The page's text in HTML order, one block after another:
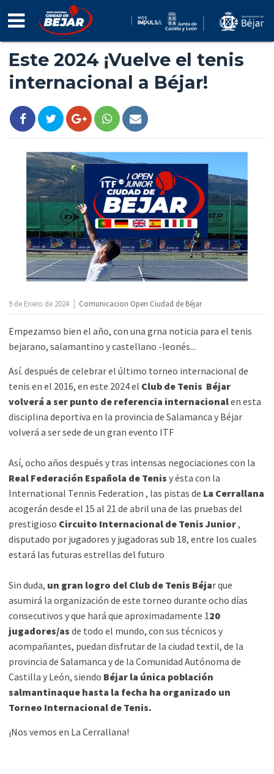
INFO
TORNEO
NOTICIAS
VÍDEOS
INSCRIPCIÓN
2026
Este 2024 ¡Vuelve el tenis
internacional a Béjar!
9 de Enero de 2024 Comunicacion Open Ciudad de Béjar
Empezamso bien el año, con una grna noticia para el tenis
bejarano, salamantino y castellano -leonés...
Así. después de celebrar el último torneo internacional de
tenis en el 2016, en este 2024 el Club de Tenis Béjar
volverá a ser punto de referencia internacionalen esta
disciplina deportiva en la provincia de Salamanca y Béjar
volverá a ser sede de un gran evento ITF
Así, ocho años después y tras intensas negociaciones con la
Real Federación Española de Tenis y ésta con la
International Tennis Federation , las pistas de La Cerrallana
acogerán desde el 15 al 21 de abril una de las pruebas del
prestigioso Circuito Internacional de Tenis Junior,
disputado por jugadores y jugadoras sub 18, entre los cuales
estará las futuras estrellas del futuro
Sin duda, un gran logro del Club de Tenis Béjar que
asumirá la organización de este torneo durante ocho días
consecutivos y que hará que aproximadamente 120
jugadores/as de todo el mundo, con sus técnicos y
acompañantes, puedan disfrutar de la ciudad textil, de la
provincia de Salamanca y de la Comunidad Autónoma de
Castilla y León, siendo Béjar la única población
salmantinaque hasta la fecha ha organizado un
Torneo Internacional de Tenis.
¡Nos vemos en La Cerrallana!